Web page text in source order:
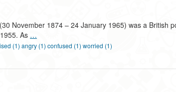
November 1874 – 24 January 1965) was a British
As …
(1) angry (1) confused (1) worried (1)